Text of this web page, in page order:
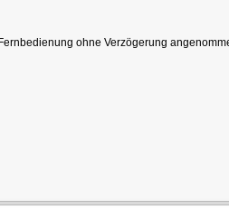
ohne Verzögerung